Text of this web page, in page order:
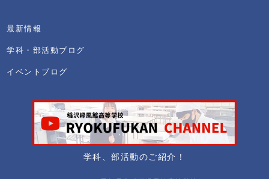
最新情報
学科・部活動ブログ
イベントブログ
学科、部活動のご紹介！